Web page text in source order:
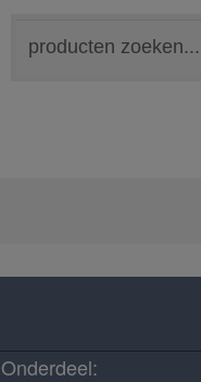
naar:
Onderdeel: